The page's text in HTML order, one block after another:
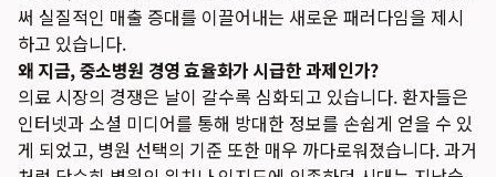
써 실질적인 매출 증대를 이끌어내는 새로운 패러다임을 제시
하고 있습니다.
왜 지금, 중소병원 경영 효율화가 시급한 과제인가?
의료 시장의 경쟁은 날이 갈수록 심화되고 있습니다. 환자들은
인터넷과 소셜 미디어를 통해 방대한 정보를 손쉽게 얻을 수 있
게 되었고, 병원 선택의 기준 또한 매우 까다로워졌습니다. 과거